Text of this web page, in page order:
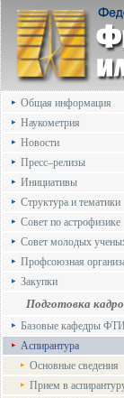
Общая информация
Наукометрия
Новости
Пресс–релизы
Инициативы
Структура и тематики
Совет по астрофизике
Совет молодых
Профсоюзная
Закупки
Подготовка
Базовые кафедры ФТИ
Аспирантура
Основные сведения
Прием в